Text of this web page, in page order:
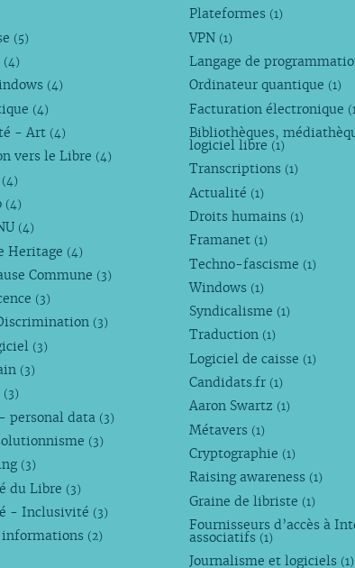
(5)
(4)
(4)
(4)
- Art (4)
vers le Libre (4)
(4)
(4)
(4)
Heritage (4)
Commune (3)
(3)
(3)
(3)
(3)
(3)
personal data (3)
(3)
(3)
du Libre (3)
- Inclusivité (3)
informations (2)
Plateformes (1)
VPN (1)
Langage de
Ordinateur quantique (1)
Facturation électronique
Bibliothèques,
logiciel libre (1)
Transcriptions (1)
Actualité (1)
Droits humains (1)
Framanet (1)
Techno-fascisme (1)
Windows (1)
Syndicalisme (1)
Traduction (1)
Logiciel de caisse (1)
Candidats.fr (1)
Aaron Swartz (1)
Métavers (1)
Cryptographie (1)
Raising awareness (1)
Graine de libriste (1)
Fournisseurs d’accès à
associatifs (1)
Journalisme et logiciels (1)